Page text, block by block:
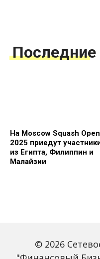
Последние
На Moscow Squash Open
2025 приедут
из Египта, Филиппин и
Малайзии
© 2026